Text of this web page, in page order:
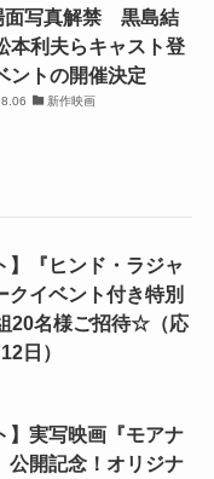
面写真解禁 黒島結
本利夫らキャスト登
ントの開催決定
新作映画
】『ヒンド・ラジャ
クイベント付き特別
20名様ご招待☆（応
日）
】実写映画『モアナ
公開記念！オリジナ